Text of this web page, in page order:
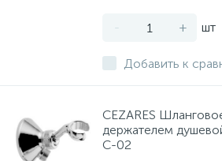
- + шт
Добавить к
CEZARES
держателем
C-02